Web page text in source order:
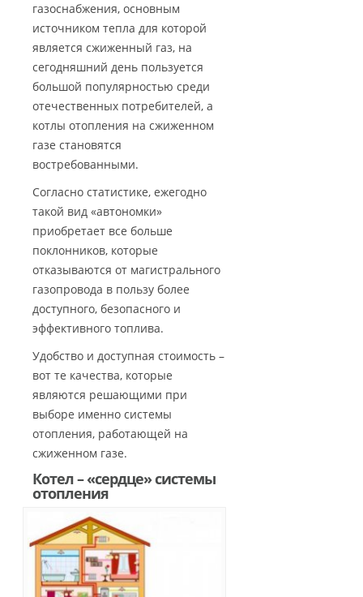
газоснабжения, основным
источником тепла для которой
является сжиженный газ, на
сегодняшний день пользуется
большой популярностью среди
отечественных потребителей, а
котлы отопления на сжиженном
газе становятся
востребованными.
Согласно статистике, ежегодно
такой вид «автономки»
приобретает все больше
поклонников, которые
отказываются от магистрального
газопровода в пользу более
доступного, безопасного и
эффективного топлива.
Удобство и доступная стоимость –
вот те качества, которые
являются решающими при
выборе именно системы
отопления, работающей на
сжиженном газе.
Котел – «сердце» системы
отопления